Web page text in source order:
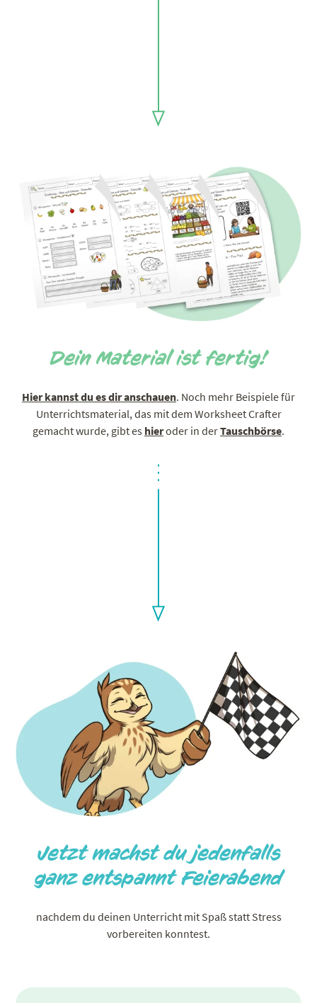
Dein Material ist fertig!
Hier kannst du es dir anschauen. Noch mehr Beispiele für
Unterrichtsmaterial, das mit dem Worksheet Crafter
gemacht wurde, gibt es hieroder in derTauschbörse.
Jetzt machst du jedenfalls
ganz entspannt Feierabend
nachdem du deinen Unterricht mit Spaß statt Stress
vorbereiten konntest.